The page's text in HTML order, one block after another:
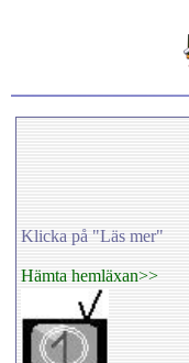
Klicka på "Läs mer"
Hämta hemläxan>>